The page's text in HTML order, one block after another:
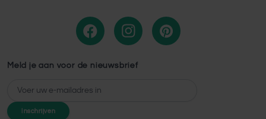
Meld je aan voor de nieuwsbrief
E-mailadres
Inschrijven